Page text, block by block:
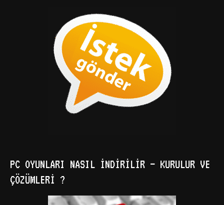
PC OYUNLARI NASIL İNDIRILIR – KURULUR VE
ÇÖZÜMLERI ?